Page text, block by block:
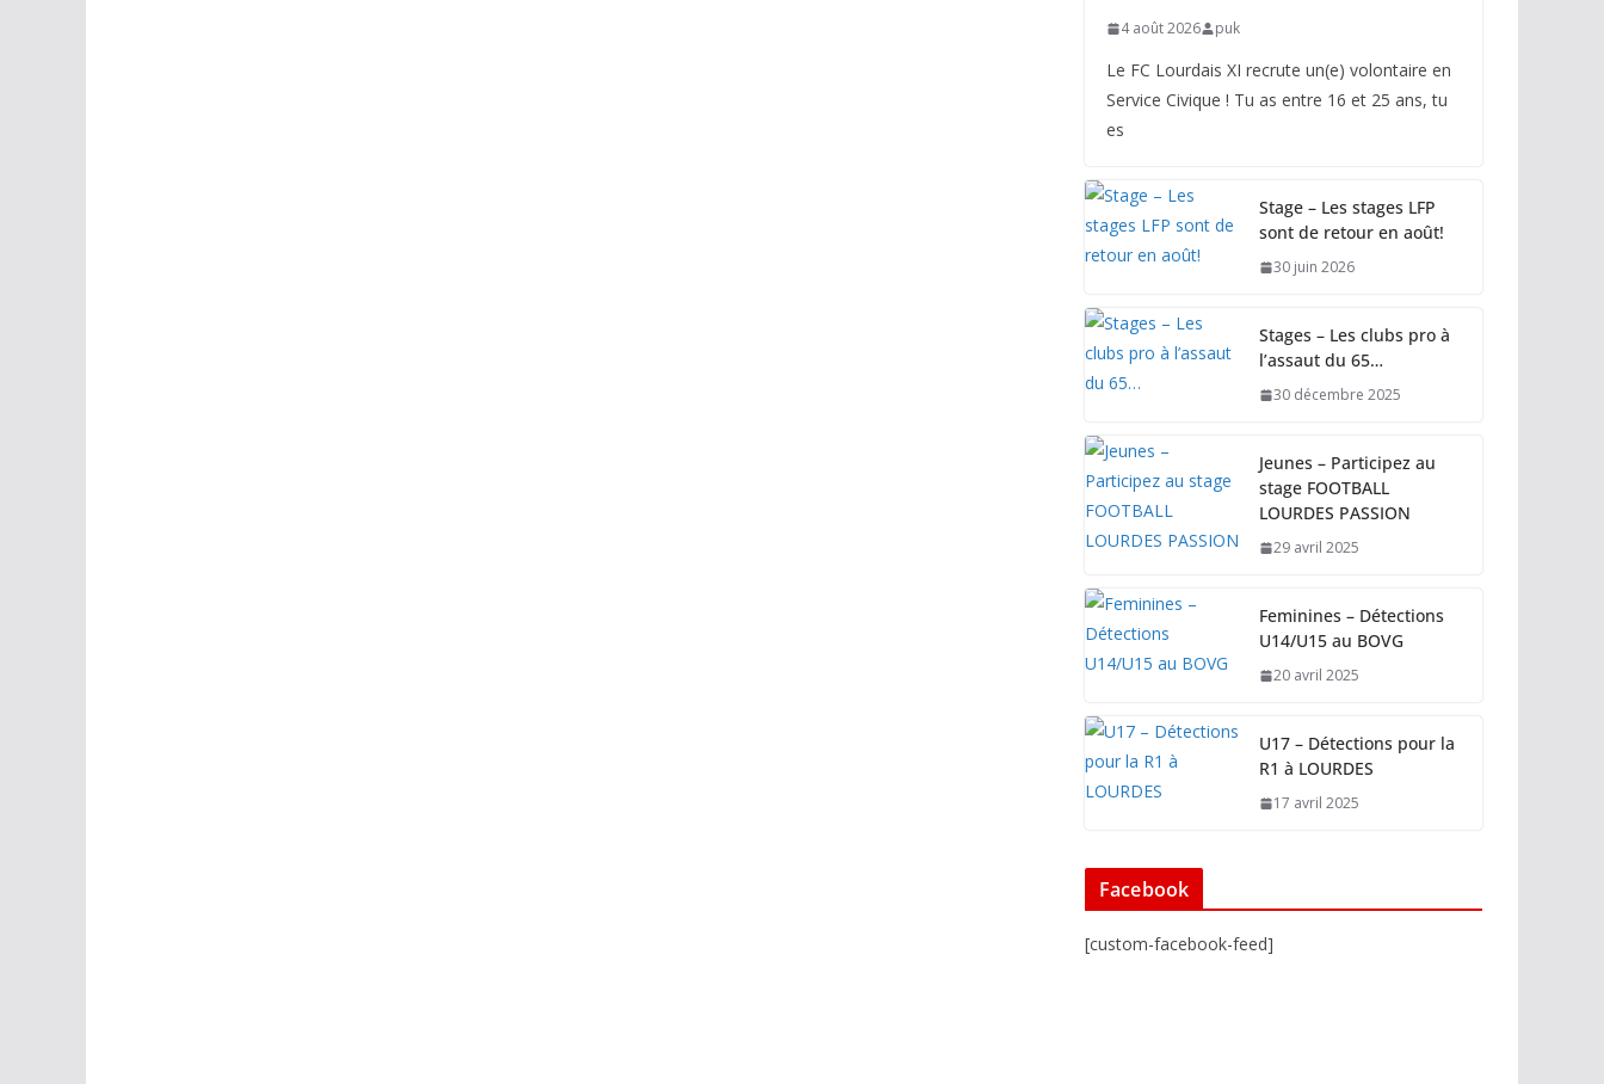
4 août 2026 puk
Le FC Lourdais XI recrute un(e) volontaire en
Service Civique ! Tu as entre 16 et 25 ans, tu
es
Stage – Les stages LFP
sont de retour en août!
30 juin 2026
Stages – Les clubs pro à
l’assaut du 65…
30 décembre 2025
Jeunes – Participez au
stage FOOTBALL
LOURDES PASSION
29 avril 2025
Feminines – Détections
U14/U15 au BOVG
20 avril 2025
U17 – Détections pour la
R1 à LOURDES
17 avril 2025
Facebook
[custom-facebook-feed]